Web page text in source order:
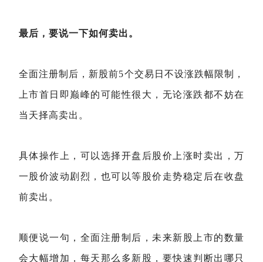
最后，要说一下如何卖出。
全面注册制后，新股前5个交易日不设涨跌幅限制，
上市首日即巅峰的可能性很大，无论涨跌都不妨在
当天择高卖出。
具体操作上，可以选择开盘后股价上涨时卖出，万
一股价波动剧烈，也可以等股价走势稳定后在收盘
前卖出。
顺便说一句，全面注册制后，未来新股上市的数量
会大幅增加，每天那么多新股，要快速判断出哪只